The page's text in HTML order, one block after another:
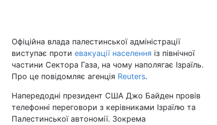
Офіційна влада палестинської адміністрації
виступає проти евакуації населення із північної
частини Сектора Газа, на чому наполягає Ізраїль.
Про це повідомляє агенція Reuters.
Напередодні президент США Джо Байден провів
телефонні переговори з керівниками Ізраїлю та
Палестинської автономії. Зокрема